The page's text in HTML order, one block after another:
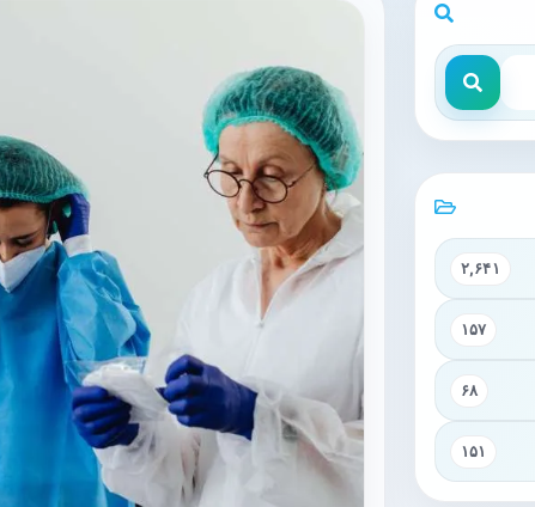
۲,۶۴۱
۱۵۷
۶۸
۱۵۱